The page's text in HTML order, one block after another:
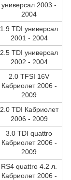
универсал 2003 -
2004
1.9 TDI универсал
2001 - 2004
2.5 TDI универсал
2002 - 2004
2.0 TFSI 16V
Кабриолет 2006 -
2009
2.0 TDI Кабриолет
2006 - 2009
3.0 TDI quattro
Кабриолет 2006 -
2009
RS4 quattro 4.2 л.
Кабриолет 2006 -